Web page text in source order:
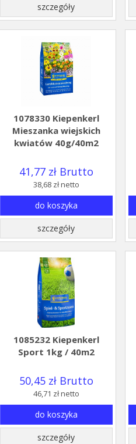
szczegóły
1078330 Kiepenkerl
Mieszanka wiejskich
kwiatów 40g/40m2
41,77 zł Brutto
38,68 zł netto
do koszyka
szczegóły
1085232 Kiepenkerl
Sport 1kg / 40m2
50,45 zł Brutto
46,71 zł netto
do koszyka
szczegóły